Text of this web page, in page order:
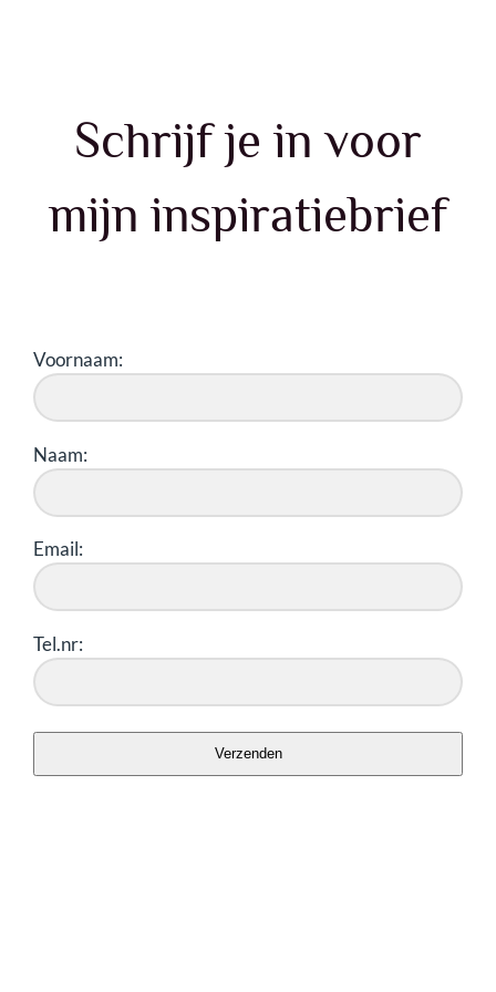
Schrijf je in voor
mijn inspiratiebrief
Voornaam:
Naam:
Email:
Tel.nr:
Verzenden